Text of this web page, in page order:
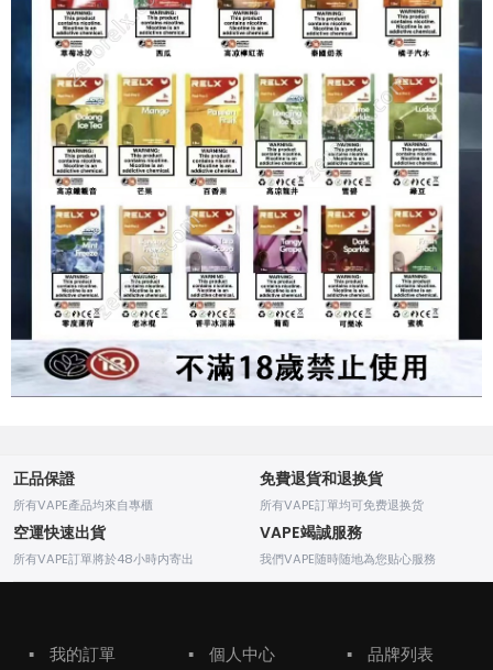
正品保證
所有VAPE產品均來自專櫃
免費退貨和退换貨
所有VAPE訂單均可免费退换货
空運快速出貨
所有VAPE訂單將於48小時内寄出
VAPE竭誠服務
我們VAPE随時随地為您贴心服務
▪ 我的訂單 ▪ 個人中心 ▪ 品牌列表